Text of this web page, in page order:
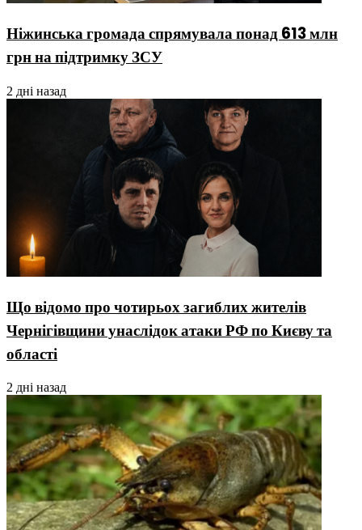
Ніжинська громада спрямувала понад 613 млн
грн на підтримку ЗСУ
2 дні назад
Що відомо про чотирьох загиблих жителів
Чернігівщини унаслідок атаки РФ по Києву та
області
2 дні назад